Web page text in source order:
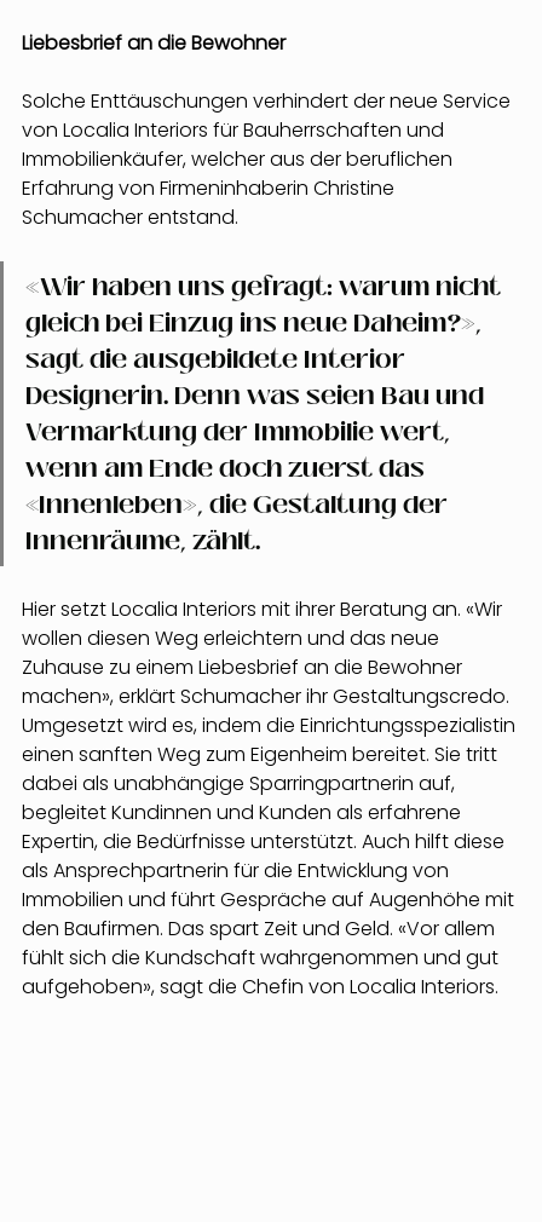
Liebesbrief an die Bewohner
Solche Enttäuschungen verhindert der neue Service
von Localia Interiors für Bauherrschaften und
Immobilienkäufer, welcher aus der beruflichen
Erfahrung von Firmeninhaberin Christine
Schumacher entstand.
«Wir haben uns gefragt: warum nicht
gleich bei Einzug ins neue Daheim?»,
sagt die ausgebildete Interior
Designerin. Denn was seien Bau und
Vermarktung der Immobilie wert,
wenn am Ende doch zuerst das
«Innenleben», die Gestaltung der
Innenräume, zählt.
Hier setzt Localia Interiors mit ihrer Beratung an. «Wir
wollen diesen Weg erleichtern und das neue
Zuhause zu einem Liebesbrief an die Bewohner
machen», erklärt Schumacher ihr Gestaltungscredo.
Umgesetzt wird es, indem die Einrichtungsspezialistin
einen sanften Weg zum Eigenheim bereitet. Sie tritt
dabei als unabhängige Sparringpartnerin auf,
begleitet Kundinnen und Kunden als erfahrene
Expertin, die Bedürfnisse unterstützt. Auch hilft diese
als Ansprechpartnerin für die Entwicklung von
Immobilien und führt Gespräche auf Augenhöhe mit
den Baufirmen. Das spart Zeit und Geld. «Vor allem
fühlt sich die Kundschaft wahrgenommen und gut
aufgehoben», sagt die Chefin von Localia Interiors.